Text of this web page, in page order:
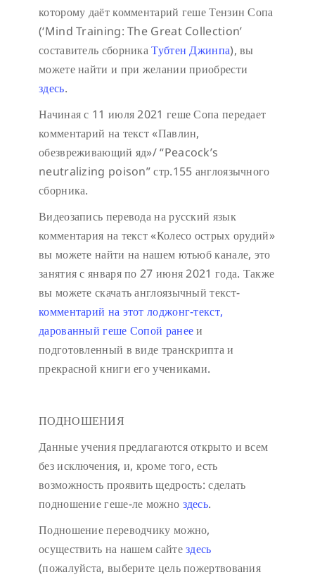
которому даёт комментарий геше Тензин Сопа
(‘Mind Training: The Great Collection’
составитель сборникаТубтен Джинпа), вы
можете найти и при желании приобрести
здесь.
Начиная с 11 июля 2021 геше Сопа передает
комментарий на текст «Павлин,
обезвреживающий яд»/ “Peacock’s
neutralizing poison” стр.155 англоязычного
сборника.
Видеозапись перевода на русский язык
комментария на текст «Колесо острых орудий»
вы можете найти на нашем ютьюб канале, это
занятия с января по 27 июня 2021 года. Также
вы можете скачать англоязычный текст-
комментарий на этот лоджонг-текст,
дарованный геше Сопой ранееи
подготовленный в виде транскрипта и
прекрасной книги его учениками.
ПОДНОШЕНИЯ
Данные учения предлагаются открыто и всем
без исключения, и, кроме того, есть
возможность проявить щедрость: сделать
подношение геше-ле можно здесь.
Подношение переводчику можно,
осуществить на нашем сайтездесь
(пожалуйста, выберите цель пожертвования